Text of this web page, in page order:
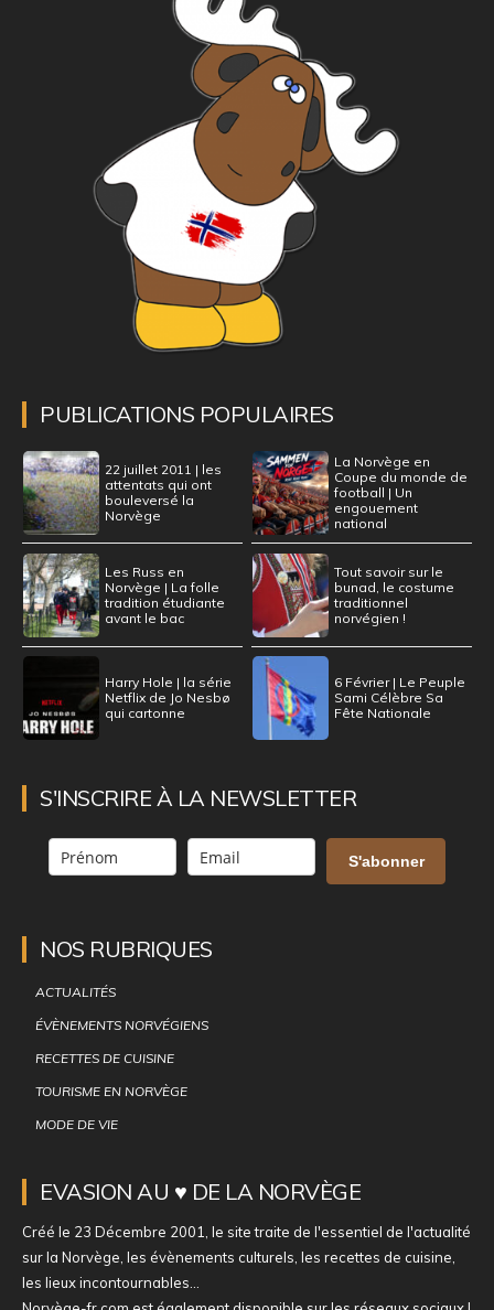
PUBLICATIONS POPULAIRES
22 juillet 2011 | les
attentats qui ont
bouleversé la
Norvège
La Norvège en
Coupe du monde de
football | Un
engouement
national
Les Russ en
Norvège | La folle
tradition étudiante
avant le bac
Tout savoir sur le
bunad, le costume
traditionnel
norvégien !
Harry Hole | la série
Netflix de Jo Nesbø
qui cartonne
6 Février | Le Peuple
Sami Célèbre Sa
Fête Nationale
S'INSCRIRE À LA NEWSLETTER
S'abonner
NOS RUBRIQUES
ACTUALITÉS
ÉVÈNEMENTS NORVÉGIENS
RECETTES DE CUISINE
TOURISME EN NORVÈGE
MODE DE VIE
EVASION AU ♥ DE LA NORVÈGE
Créé le 23 Décembre 2001, le site traite de l'essentiel de l'actualité
sur la Norvège, les évènements culturels, les recettes de cuisine,
les lieux incontournables...